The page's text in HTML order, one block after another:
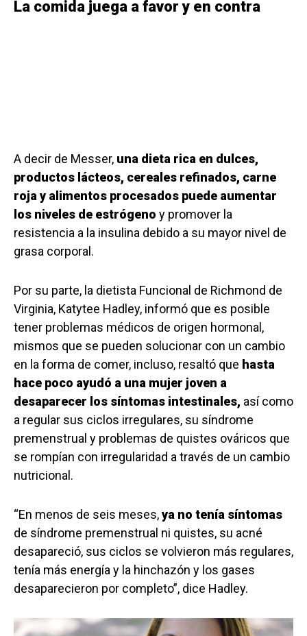
La comida juega a favor y en contra
A decir de Messer, una dieta rica en dulces,
productos lácteos, cereales refinados, carne
roja y alimentos procesados puede aumentar
los niveles de estrógeno y promover la
resistencia a la insulina debido a su mayor nivel de
grasa corporal.
Por su parte, la dietista Funcional de Richmond de
Virginia, Katytee Hadley, informó que es posible
tener problemas médicos de origen hormonal,
mismos que se pueden solucionar con un cambio
en la forma de comer, incluso, resaltó que hasta
hace poco ayudó a una mujer joven a
desaparecer los síntomas intestinales, así como
a regular sus ciclos irregulares, su síndrome
premenstrual y problemas de quistes ováricos que
se rompían con irregularidad a través de un cambio
nutricional.
“En menos de seis meses,ya no tenía síntomas
de síndrome premenstrual ni quistes, su acné
desapareció, sus ciclos se volvieron más regulares,
tenía más energía y la hinchazón y los gases
desaparecieron por completo”, dice Hadley.